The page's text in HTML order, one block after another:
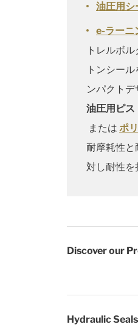
油圧用シ
e-ラーニ
トレルボ
トンシー
ンパクト
油圧用ピス
または ポ
耐摩耗性と
対し耐性を
Discover our
Hydraulic